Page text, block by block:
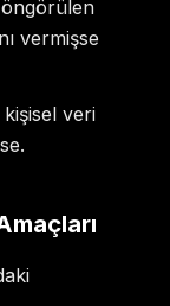
vermişse
veri